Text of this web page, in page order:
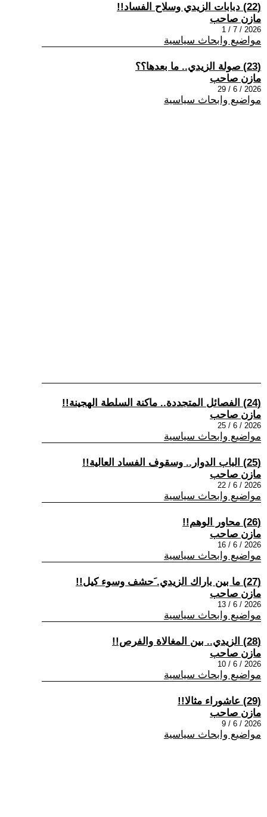
(22) دبابات الزيدي وسلاح الفساد!!
مازن صاحب
2026 / 7 / 1
مواضيع وابحاث سياسية
(23) صولة الزيدي.. ما بعدها؟؟
مازن صاحب
2026 / 6 / 29
مواضيع وابحاث سياسية
(24) الفصائل المتجددة.. ماكنة السلطة الهجينة!!
مازن صاحب
2026 / 6 / 25
مواضيع وابحاث سياسية
(25) الباب الدوار.. وسقوف الفساد العالية!!
مازن صاحب
2026 / 6 / 22
مواضيع وابحاث سياسية
(26) محاور الوهم!!
مازن صاحب
2026 / 6 / 16
مواضيع وابحاث سياسية
(27) ما بين باراك الزيدي. َحشف وسوء كيل!!
مازن صاحب
2026 / 6 / 13
مواضيع وابحاث سياسية
(28) الزيدي.. بين المغالاة والفرص!!
مازن صاحب
2026 / 6 / 10
مواضيع وابحاث سياسية
(29) عاشوراء مثالا!!
مازن صاحب
2026 / 6 / 9
مواضيع وابحاث سياسية